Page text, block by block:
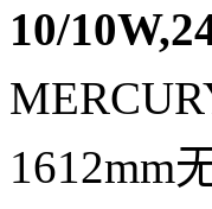
10/
1612mm